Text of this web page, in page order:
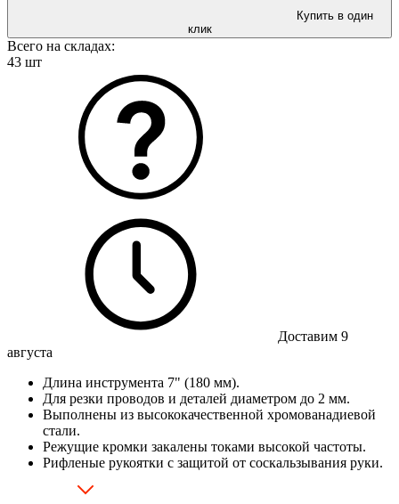
Купить в один
клик
Всего на складах:
43 шт
Доставим 9
августа
Длина инструмента 7" (180 мм).
Для резки проводов и деталей диаметром до 2 мм.
Выполнены из высококачественной хромованадиевой
стали.
Режущие кромки закалены токами высокой частоты.
Рифленые рукоятки с защитой от соскальзывания руки.